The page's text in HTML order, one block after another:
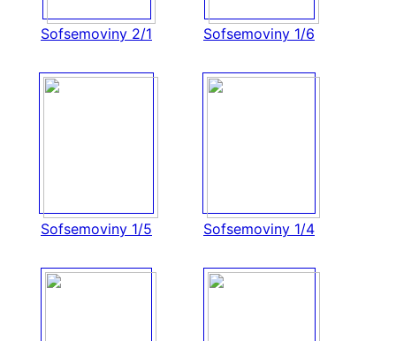
Sofsemoviny 2/1 Sofsemoviny 1/6
Sofsemoviny 1/5 Sofsemoviny 1/4